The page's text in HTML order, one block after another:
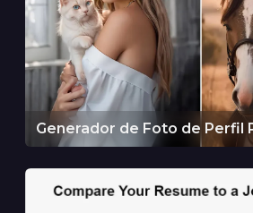
Generador de Foto de Perfil